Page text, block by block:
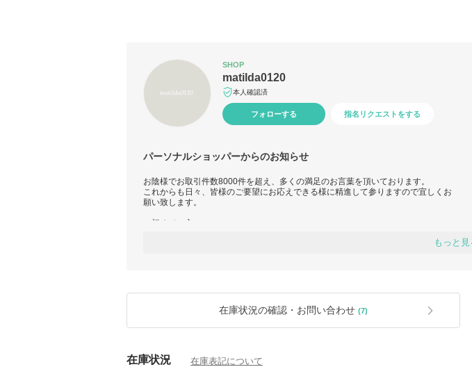
SHOP
matilda0120
本人確認済
フォローする 指名リクエストをする
パーソナルショッパーからのお知らせ
お陰様でお取引件数8000件を超え、多くの満足のお言葉を頂いております。
これからも日々、皆様のご要望にお応えできる様に精進して参りますので宜しくお
願い致します。
＜初めての方へ＞
もっと見
在庫状況の確認・お問い合わせ (7)
在庫状況 在庫表記について